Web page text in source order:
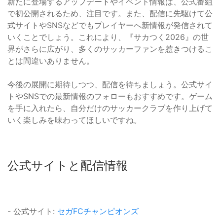
で初公開されるため、注目です。また、配信に先駆けて公
式サイトやSNSなどでもプレイヤーへ新情報が発信されて
いくことでしょう。これにより、『サカつく2026』の世
界がさらに広がり、多くのサッカーファンを惹きつけるこ
とは間違いありません。
今後の展開に期待しつつ、配信を待ちましょう。公式サイ
トやSNSでの最新情報のフォローもおすすめです。ゲーム
を手に入れたら、自分だけのサッカークラブを作り上げて
いく楽しみを味わってほしいですね。
公式サイトと配信情報
- 公式サイト: セガFCチャンピオンズ